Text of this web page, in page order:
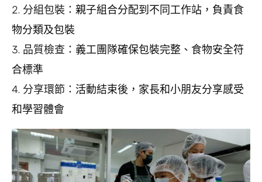
分組包裝： 親子組合分配到不同工作站，負責食
物分類及包裝
品質檢查： 義工團隊確保包裝完整、食物安全符
合標準
分享環節： 活動結束後，家長和小朋友分享感受
和學習體會